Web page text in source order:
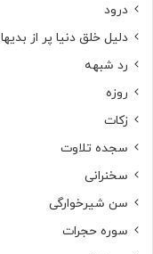
درود
دلیل خلق دنیا پر از بدیها
رد شبهه
روزه
زکات
سجده تلاوت
سخنرانی
سن شیرخوارگی
سوره حجرات